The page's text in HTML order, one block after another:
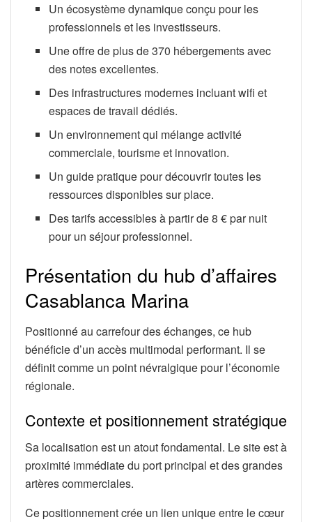
Un écosystème dynamique conçu pour les
professionnels et les investisseurs.
Une offre de plus de 370 hébergements avec
des notes excellentes.
Des infrastructures modernes incluant wifi et
espaces de travail dédiés.
Un environnement qui mélange activité
commerciale, tourisme et innovation.
Un guide pratique pour découvrir toutes les
ressources disponibles sur place.
Des tarifs accessibles à partir de 8 € par nuit
pour un séjour professionnel.
Présentation du hub d’affaires
Casablanca Marina
Positionné au carrefour des échanges, ce hub
bénéficie d’un accès multimodal performant. Il se
définit comme un point névralgique pour l’économie
régionale.
Contexte et positionnement stratégique
Sa localisation est un atout fondamental. Le site est à
proximité immédiate du port principal et des grandes
artères commerciales.
Ce positionnement crée un lien unique entre le cœur